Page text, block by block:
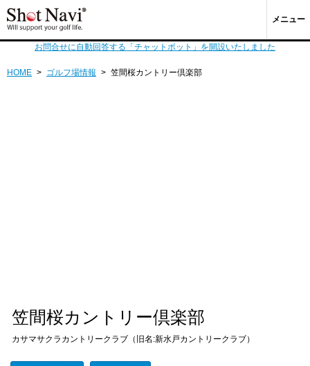
メニュー
お問合せに自動回答する「チャットボット」を開設いたしました
HOME > ゴルフ場情報 > 笠間桜カントリー倶楽部
笠間桜カントリー倶楽部
カサマサクラカントリークラブ（旧名:新水戸カントリークラブ）